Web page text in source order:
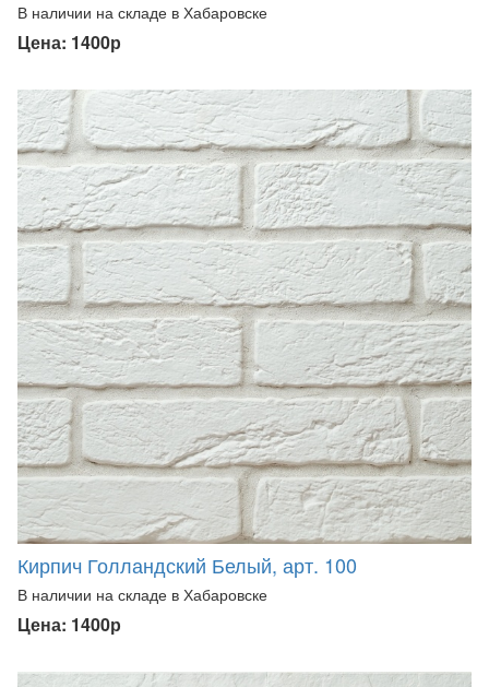
В наличии на складе в Хабаровске
Цена: 1400р
Кирпич Голландский Белый, арт. 100
В наличии на складе в Хабаровске
Цена: 1400р